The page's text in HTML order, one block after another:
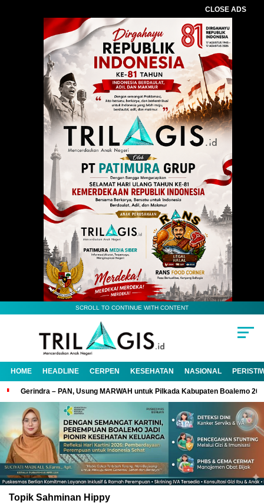
CLOSE ADS
SCROLL TO CONTINUE WITH CONTENT
HOME HEADLINE CERPEN KESEHATAN NASIONAL
Gerindra – PAN, Usung MARWAH untuk Pilkada Kabupaten Boalemo
Topik Sahminan Hippy